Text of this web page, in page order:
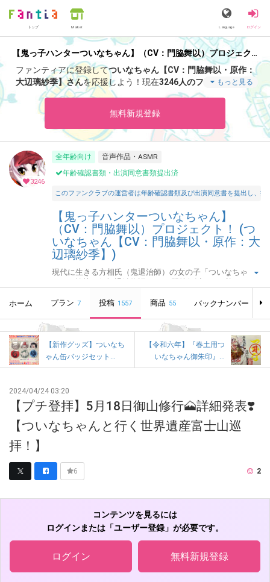
トップ Market Language ログイン
【鬼っ子ハンターついなちゃん】（CV：門脇舞以）プロジェクト！ (ついなちゃん【CV：門脇舞以・原作：大辺璃紗季】)
ファンティアに登録してついなちゃん【CV：門脇舞以・原作：
大辺璃紗季】さんを応援しよう！ 現在3246人のファンが応援し
ています。ついなちゃん【CV：門脇舞以・原作：大辺璃紗季】
さんのファンクラブ「
ついなちゃん【CV：門脇舞以・原作：大
辺璃紗季】
【秋季限定】切り絵ついなちゃん御朱印
（秋）🌟授与開始❣️【紅冨台寺様】」などの特別なコンテンツを
お楽しみいただけます。
もっと見る
無料新規登録
3246
全年齢向け
音声作品・ASMR
年齢確認書類・出演同意書類提出済
このファンクラブの運営者は年齢確認書類及び出演同意書を提出し、
【鬼っ子ハンターついなちゃん】
（CV：門脇舞以）プロジェクト！ (つ
いなちゃん【CV：門脇舞以・原作：大
辺璃紗季】)
現代に生きる方相氏（鬼退治師）の女の子「ついなちゃ
ボイスドラマに加え、フリートークコーナーや追加音源、
いなちゃんは、静岡・紅冨台寺、奈良・吉祥草寺、栃木・
大前神社節分大祭・節分講社公認萌えキャラクターです。
ホーム プラン 7 投稿 1557 商品 55 バックナンバー
【新作グッズ】ついなち
ゃん缶バッジセット...
【令和六年】『春土用つ
いなちゃん御朱印』...
2024/04/24 03:20
【プチ登拝】5月18日御山修行🗻詳細発表❣️
【ついなちゃんと行く世界遺産富士山巡
拝！】
6 2
コンテンツを見るには
ログインまたは「ユーザー登録」が必要です。
ログイン 無料新規登録